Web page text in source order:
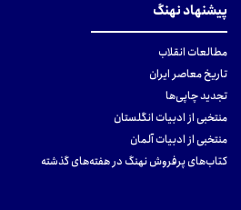
پیشنهاد نهنگ
مطالعات انقلاب
تاریخ معاصر ایران
تجدید چاپی‌ها
منتخبی از ادبیات انگلستان
منتخبی از ادبیات آلمان
کتاب‌های پرفروش نهنگ در هفته‌های گذشته